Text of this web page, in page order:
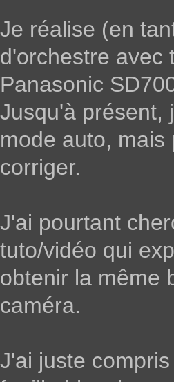
Je réalise (en
d'orchestre avec
Panasonic
Jusqu'à présent,
mode auto,
corriger.
J'ai pourtant
tuto/vidéo qui
obtenir la même
caméra.
J'ai juste